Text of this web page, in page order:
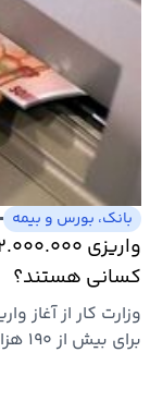
بانک،
بورس
و
بیمه
اقتصاد
جهان
بازار
و
تجارت
بانک، بورس و بیمه
کسانی هستند؟
برای بیش از ۱۹۰ هزار کودک تازه متولد شده از جمعه ۱۲…